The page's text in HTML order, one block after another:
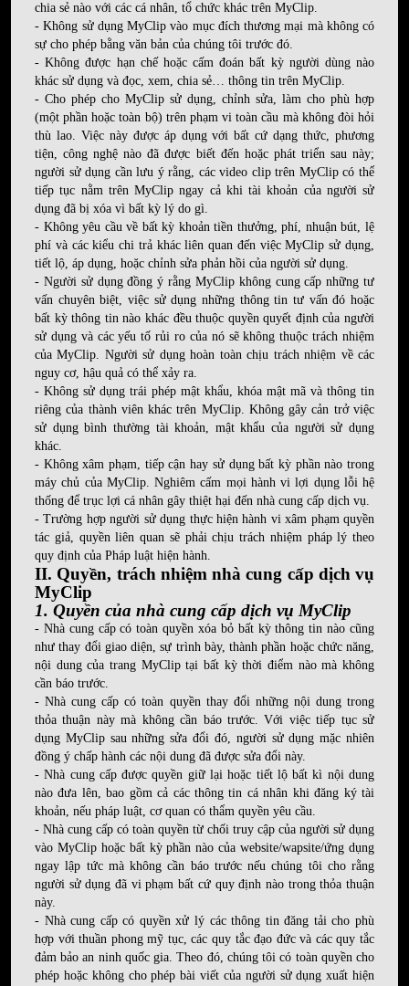
chia sẻ nào với các cá nhân, tổ chức khác trên MyClip.
- Không sử dụng MyClip vào mục đích thương mại mà không có
sự cho phép bằng văn bản của chúng tôi trước đó.
- Không được hạn chế hoặc cấm đoán bất kỳ người dùng nào
khác sử dụng và đọc, xem, chia sẻ… thông tin trên MyClip.
- Cho phép cho MyClip sử dụng, chỉnh sửa, làm cho phù hợp
(một phần hoặc toàn bộ) trên phạm vi toàn cầu mà không đòi hỏi
thù lao. Việc này được áp dụng với bất cứ dạng thức, phương
tiện, công nghệ nào đã được biết đến hoặc phát triển sau này;
người sử dụng cần lưu ý rằng, các video clip trên MyClip có thể
tiếp tục nằm trên MyClip ngay cả khi tài khoản của người sử
dụng đã bị xóa vì bất kỳ lý do gì.
- Không yêu cầu về bất kỳ khoản tiền thưởng, phí, nhuận bút, lệ
phí và các kiểu chi trả khác liên quan đến việc MyClip sử dụng,
tiết lộ, áp dụng, hoặc chỉnh sửa phản hồi của người sử dụng.
- Người sử dụng đồng ý rằng MyClip không cung cấp những tư
vấn chuyên biệt, việc sử dụng những thông tin tư vấn đó hoặc
bất kỳ thông tin nào khác đều thuộc quyền quyết định của người
sử dụng và các yếu tố rủi ro của nó sẽ không thuộc trách nhiệm
của MyClip. Người sử dụng hoàn toàn chịu trách nhiệm về các
nguy cơ, hậu quả có thể xảy ra.
- Không sử dụng trái phép mật khẩu, khóa mật mã và thông tin
riêng của thành viên khác trên MyClip. Không gây cản trở việc
sử dụng bình thường tài khoản, mật khẩu của người sử dụng
khác.
- Không xâm phạm, tiếp cận hay sử dụng bất kỳ phần nào trong
máy chủ của MyClip. Nghiêm cấm mọi hành vi lợi dụng lỗi hệ
thống để trục lợi cá nhân gây thiệt hại đến nhà cung cấp dịch vụ.
- Trường hợp người sử dụng thực hiện hành vi xâm phạm quyền
tác giả, quyền liên quan sẽ phải chịu trách nhiệm pháp lý theo
quy định của Pháp luật hiện hành.
II. Quyền, trách nhiệm nhà cung cấp dịch vụ
MyClip
1. Quyền của nhà cung cấp dịch vụ MyClip
- Nhà cung cấp có toàn quyền xóa bỏ bất kỳ thông tin nào cũng
như thay đổi giao diện, sự trình bày, thành phần hoặc chức năng,
nội dung của trang MyClip tại bất kỳ thời điểm nào mà không
cần báo trước.
- Nhà cung cấp có toàn quyền thay đổi những nội dung trong
thỏa thuận này mà không cần báo trước. Với việc tiếp tục sử
dụng MyClip sau những sửa đổi đó, người sử dụng mặc nhiên
đồng ý chấp hành các nội dung đã được sửa đổi này.
- Nhà cung cấp được quyền giữ lại hoặc tiết lộ bất kì nội dung
nào đưa lên, bao gồm cả các thông tin cá nhân khi đăng ký tài
khoản, nếu pháp luật, cơ quan có thẩm quyền yêu cầu.
- Nhà cung cấp có toàn quyền từ chối truy cập của người sử dụng
vào MyClip hoặc bất kỳ phần nào của website/wapsite/ứng dụng
ngay lập tức mà không cần báo trước nếu chúng tôi cho rằng
người sử dụng đã vi phạm bất cứ quy định nào trong thỏa thuận
này.
- Nhà cung cấp có quyền xử lý các thông tin đăng tải cho phù
hợp với thuần phong mỹ tục, các quy tắc đạo đức và các quy tắc
đảm bảo an ninh quốc gia. Theo đó, chúng tôi có toàn quyền cho
phép hoặc không cho phép bài viết của người sử dụng xuất hiện